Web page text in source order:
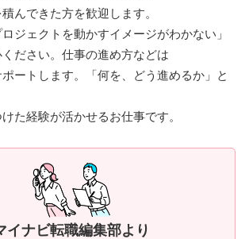
んできた方を歓迎します。
ロジェクトを動かすイメージがわかない」
ださい。仕事の進め方などは
ートします。「何を、どう進めるか」と
た経験が活かせるお仕事です。
イナビ転職編集部より